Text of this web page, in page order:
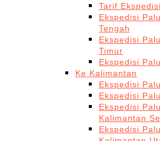
Tarif
Ekspedisi
Tengah
Ekspedisi
Timur
Ekspedisi
Ke Kalimantan
Ekspedisi
Ekspedisi
Ekspedisi
Kalimantan
Ekspedisi